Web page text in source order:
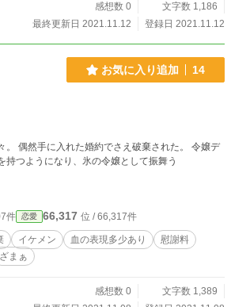
感想数 0
文字数 1,186
最終更新日 2021.11.12
登録日 2021.11.12
お気に入り追加 14
。 偶然手に入れた婚約でさえ破棄された。 令嬢デ
持つようになり、氷の令嬢として振舞う
件 恋愛 66,317 位 / 66,317件
イケメン 血の表現多少あり
慰謝料
ざまぁ
感想数 0
文字数 1,389